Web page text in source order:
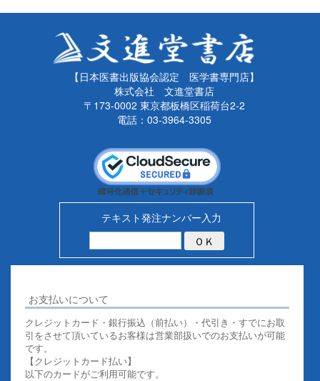
【日本医書出版協会認定 医学書専門店】
株式会社 文進堂書店
〒173-0002 東京都板橋区稲荷台2-2
電話：03-3964-3305
テキスト発注ナンバー入力
お支払いについて
クレジットカード・銀行振込（前払い）・代引き・すでにお取
引をさせて頂いているお客様は営業部扱いでのお支払いが可能
です。
【クレジットカード払い】
以下のカードがご利用可能です。